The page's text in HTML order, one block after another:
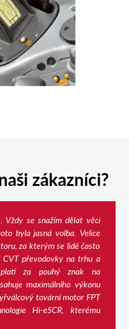
zákazníci?
Vždy se snažím dělat věci
byla jasná volba. Velice
za kterým se lidé často
CVT převodovky na trhu a
za pouhý znak na
maximálního výkonu
tovární motor FPT
Hi-eSCR, kterému